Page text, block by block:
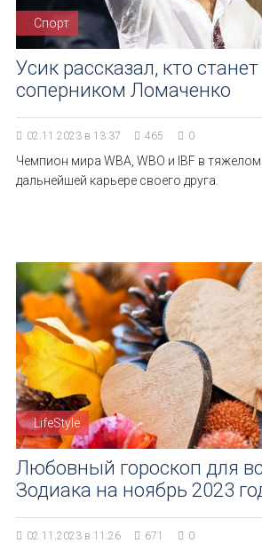
Спорт
Усик рассказал, кто
соперником Ломаченко
02.11.2023 в 13:37 465 0
Чемпион мира WBA, WBO и IBF в
дальнейшей карьере своего друга.
LifeStyle
Любовный гороскоп для
Зодиака на ноябрь 2023
02.11.2023 в 11:26 671 0